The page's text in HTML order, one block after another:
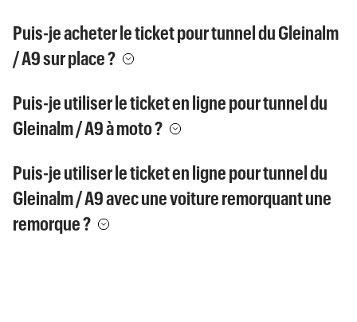
Puis-je acheter le ticket pour tunnel du Gleinalm
/ A9 sur place ?
Puis-je utiliser le ticket en ligne pour tunnel du
Gleinalm / A9 à moto ?
Puis-je utiliser le ticket en ligne pour tunnel du
Gleinalm / A9 avec une voiture remorquant une
remorque ?